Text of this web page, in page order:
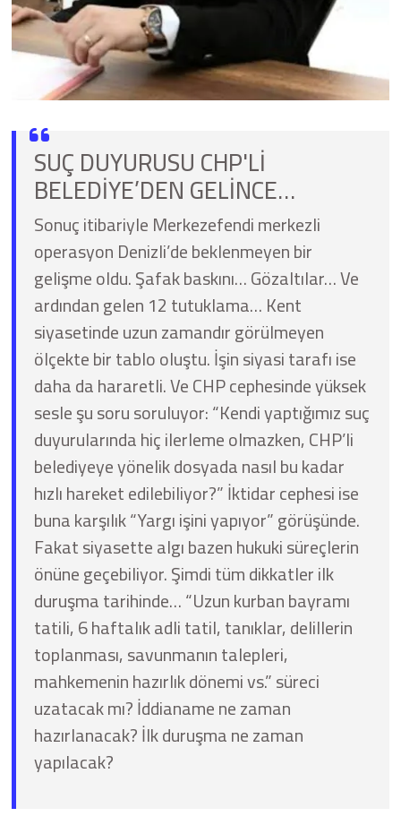
SUÇ DUYURUSU CHP'Lİ
BELEDİYE’DEN GELİNCE…
Sonuç itibariyle Merkezefendi merkezli
operasyon Denizli’de beklenmeyen bir
gelişme oldu. Şafak baskını… Gözaltılar… Ve
ardından gelen 12 tutuklama… Kent
siyasetinde uzun zamandır görülmeyen
ölçekte bir tablo oluştu. İşin siyasi tarafı ise
daha da hararetli. Ve CHP cephesinde yüksek
sesle şu soru soruluyor: “Kendi yaptığımız suç
duyurularında hiç ilerleme olmazken, CHP’li
belediyeye yönelik dosyada nasıl bu kadar
hızlı hareket edilebiliyor?” İktidar cephesi ise
buna karşılık “Yargı işini yapıyor” görüşünde.
Fakat siyasette algı bazen hukuki süreçlerin
önüne geçebiliyor. Şimdi tüm dikkatler ilk
duruşma tarihinde… “Uzun kurban bayramı
tatili, 6 haftalık adli tatil, tanıklar, delillerin
toplanması, savunmanın talepleri,
mahkemenin hazırlık dönemi vs.” süreci
uzatacak mı? İddianame ne zaman
hazırlanacak? İlk duruşma ne zaman
yapılacak?